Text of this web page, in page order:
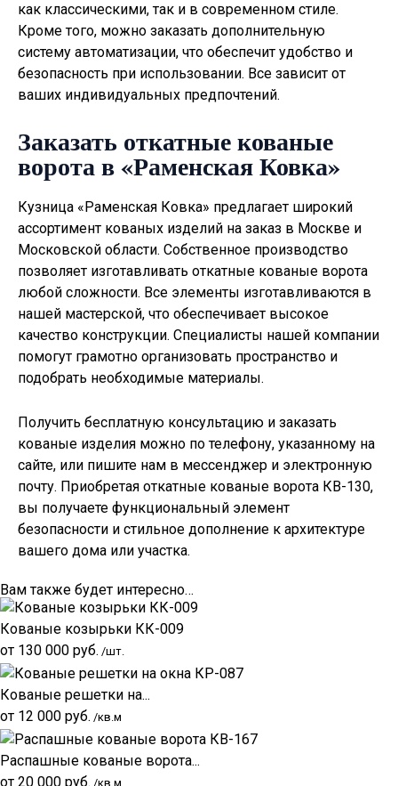
как классическими, так и в современном стиле.
Кроме того, можно заказать дополнительную
систему автоматизации, что обеспечит удобство и
безопасность при использовании. Все зависит от
ваших индивидуальных предпочтений.
Заказать откатные кованые
ворота в «Раменская Ковка»
Кузница «Раменская Ковка» предлагает широкий
ассортимент кованых изделий на заказ в Москве и
Московской области. Собственное производство
позволяет изготавливать откатные кованые ворота
любой сложности. Все элементы изготавливаются в
нашей мастерской, что обеспечивает высокое
качество конструкции. Специалисты нашей компании
помогут грамотно организовать пространство и
подобрать необходимые материалы.
Получить бесплатную консультацию и заказать
кованые изделия можно по телефону, указанному на
сайте, или пишите нам в мессенджер и электронную
почту. Приобретая откатные кованые ворота КВ-130,
вы получаете функциональный элемент
безопасности и стильное дополнение к архитектуре
вашего дома или участка.
Вам также будет интересно…
Кованые козырьки КК-009
от 130 000 руб. /шт.
Кованые решетки на...
от 12 000 руб. /кв.м
Распашные кованые ворота...
от 20 000 руб. /кв.м